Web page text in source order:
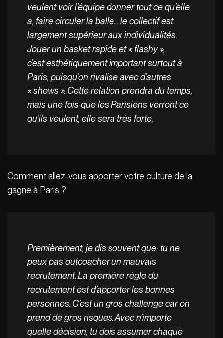
veulent voir l’équipe donner tout ce qu’elle
a, faire circuler la balle… le collectif est
largement supérieur aux individualités.
Jouer un basket rapide et « flashy »,
c’est esthétiquement important surtout à
Paris, puisqu’on rivalise avec d’autres
« shows ». Cette relation prendra du temps,
mais une fois que les Parisiens verront ce
qu’ils veulent, elle sera très forte.
Comment allez-vous apporter votre culture de la
gagne à Paris ?
Premièrement, je dis souvent que: tu ne
peux pas outcoacher un mauvais
recrutement. La première règle du
recrutement est d’apporter les bonnes
personnes. C’est un gros challenge car on
prend de gros risques. Avec n’importe
quelle décision, tu dois assumer chaque